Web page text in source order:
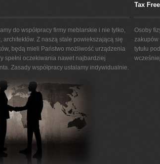
do współpracy firmy meblarskie i nie tylko,
architektów. Z naszą stale powiekszającą się
będą mieli Państwo możliwość urządzenia
spełni oczekiwania nawet najbardziej
Zasady współpracy ustalamy indywidualnie.
Tax Free
Osoby
zakupów
tytułu